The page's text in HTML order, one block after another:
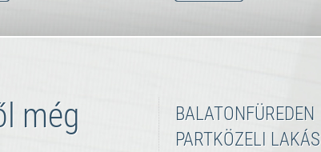
még
BALATONFÜREDEN
PARTKÖZELI LAKÁS